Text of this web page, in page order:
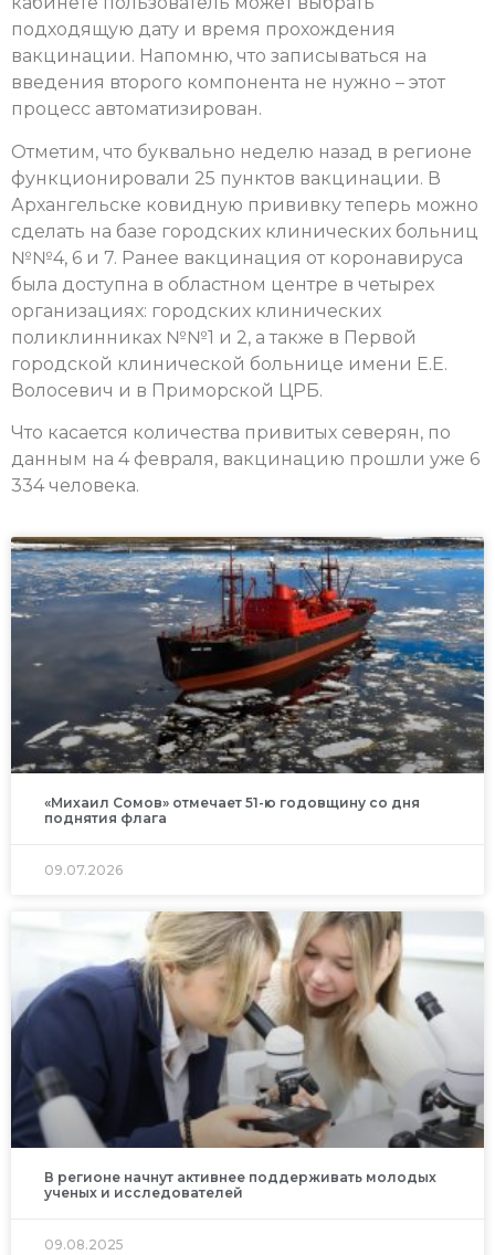
подходящую дату и время прохождения
вакцинации. Напомню, что записываться на
введения второго компонента не нужно – этот
процесс автоматизирован.
Отметим, что буквально неделю назад в регионе
функционировали 25 пунктов вакцинации. В
Архангельске ковидную прививку теперь можно
сделать на базе городских клинических больниц
№№4, 6 и 7. Ранее вакцинация от коронавируса
была доступна в областном центре в четырех
организациях: городских клинических
поликлинниках №№1 и 2, а также в Первой
городской клинической больнице имени Е.Е.
Волосевич и в Приморской ЦРБ.
Что касается количества привитых северян, по
данным на 4 февраля, вакцинацию прошли уже 6
334 человека.
«Михаил Сомов» отмечает 51-ю годовщину со дня
поднятия флага
09.07.2026
В регионе начнут активнее поддерживать молодых
ученых и исследователей
09.08.2025